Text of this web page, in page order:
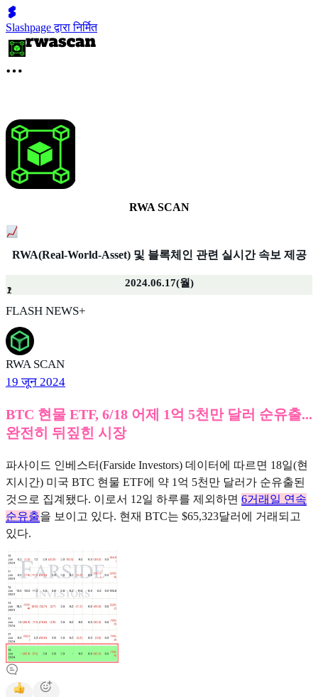
Slashpage द्वारा निर्मित
RWA SCAN
RWA(Real-World-Asset) 및 블록체인 관련 실시간 속보 제공
2024.06.17(월)
FLASH NEWS+
RWA SCAN
19 जून 2024
BTC 현물 ETF, 6/18 어제 1억 5천만 달러 순유출...
완전히 뒤짚힌 시장
파사이드 인베스터(Farside Investors) 데이터에 따르면 18일(현
지시간) 미국 BTC 현물 ETF에 약 1억 5천만 달러가 순유출된
것으로 집계됐다. 이로서 12일 하루를 제외하면 6거래일 연속
순유출을 보이고 있다. 현재 BTC는 $65,323달러에 거래되고
있다.
2
1
2
1
1
1
1
1
1
1
1
1
1
1
1
1
1